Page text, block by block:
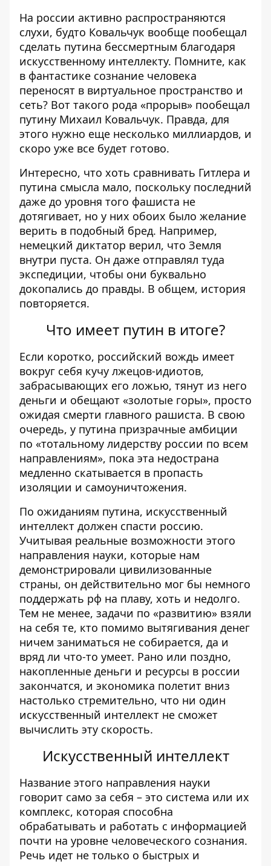
На россии активно распространяются
слухи, будто Ковальчук вообще пообещал
сделать путина бессмертным благодаря
искусственному интеллекту. Помните, как
в фантастике сознание человека
переносят в виртуальное пространство и
сеть? Вот такого рода «прорыв» пообещал
путину Михаил Ковальчук. Правда, для
этого нужно еще несколько миллиардов, и
скоро уже все будет готово.
Интересно, что хоть сравнивать Гитлера и
путина смысла мало, поскольку последний
даже до уровня того фашиста не
дотягивает, но у них обоих было желание
верить в подобный бред. Например,
немецкий диктатор верил, что Земля
внутри пуста. Он даже отправлял туда
экспедиции, чтобы они буквально
докопались до правды. В общем, история
повторяется.
Что имеет путин в итоге?
Если коротко, российский вождь имеет
вокруг себя кучу лжецов-идиотов,
забрасывающих его ложью, тянут из него
деньги и обещают «золотые горы», просто
ожидая смерти главного рашиста. В свою
очередь, у путина призрачные амбиции
по «тотальному лидерству россии по всем
направлениям», пока эта недострана
медленно скатывается в пропасть
изоляции и самоуничтожения.
По ожиданиям путина, искусственный
интеллект должен спасти россию.
Учитывая реальные возможности этого
направления науки, которые нам
демонстрировали цивилизованные
страны, он действительно мог бы немного
поддержать рф на плаву, хоть и недолго.
Тем не менее, задачи по «развитию» взяли
на себя те, кто помимо вытягивания денег
ничем заниматься не собирается, да и
вряд ли что-то умеет. Рано или поздно,
накопленные деньги и ресурсы в россии
закончатся, и экономика полетит вниз
настолько стремительно, что ни один
искусственный интеллект не сможет
вычислить эту скорость.
Искусственный интеллект
Название этого направления науки
говорит само за себя – это система или их
комплекс, которая способна
обрабатывать и работать с информацией
почти на уровне человеческого сознания.
Речь идет не только о быстрых и